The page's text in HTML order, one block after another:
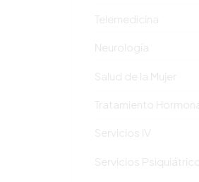
Telemedicina
Neurología
Salud de la Mujer
Tratamiento Hormonal
Servicios IV
Servicios Psiquiátricos